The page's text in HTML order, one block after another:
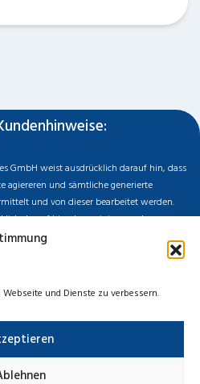
und Dienste zu verbessern.
GmbH weist ausdrücklich darauf hin, dass
agiereren und sämtliche generierte
und von dieser bearbeitet werden.
darauf hin, dass wir in manchen
sondern die gewünschten Services als
Ortstarif bieten. Neben eigenen
weiter vermitteln. Im Falle eines
sind direkt gegenüber der
nicht an uns zu richten. Entnehmen Sie
bitte dem Auftragsformular, welches Sie